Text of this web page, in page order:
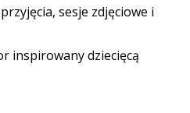
sesje zdjęciowe i
inspirowany dziecięcą